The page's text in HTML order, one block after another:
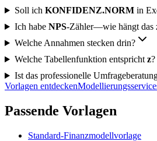
Soll ich KONFIDENZ.NORMin
Ich habe NPS‑Zähler—wie hängt das
Welche Annahmen stecken drin?
Welche Tabellenfunktion entspricht z?
Ist das professionelle
Vorlagen entdecken
Passende Vorlagen
Standard-Finanzmodellvorlage